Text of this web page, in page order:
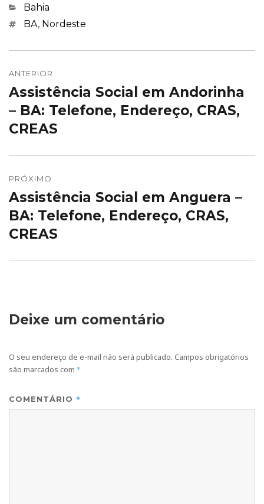
Categorias
Bahia
Marcações
BA, Nordeste
de
Post
ANTERIOR
Post
anterior:
Assistência Social em Andorinha
– BA: Telefone, Endereço, CRAS,
CREAS
PRÓXIMO
Próximo
post:
Assistência Social em Anguera –
BA: Telefone, Endereço, CRAS,
CREAS
Deixe um comentário
O seu endereço de e-mail não será publicado. Campos obrigatórios
são marcados com *
COMENTÁRIO *